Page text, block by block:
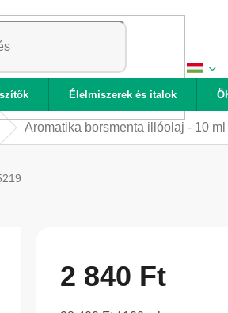
Élelmiszerek és italok
Aromatika borsmenta illóolaj - 10 ml
2 840 Ft